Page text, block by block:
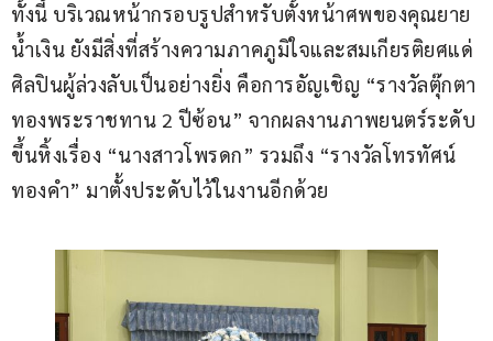
ทั้งนี้ บริเวณหน้ากรอบรูปสำหรับตั้งหน้าศพของคุณยาย
น้ำเงิน ยังมีสิ่งที่สร้างความภาคภูมิใจและสมเกียรติยศแด่
ศิลปินผู้ล่วงลับเป็นอย่างยิ่ง คือการอัญเชิญ “รางวัลตุ๊กตา
ทองพระราชทาน 2 ปีซ้อน” จากผลงานภาพยนตร์ระดับ
ขึ้นหิ้งเรื่อง “นางสาวโพรดก” รวมถึง “รางวัลโทรทัศน์
ทองคำ” มาตั้งประดับไว้ในงานอีกด้วย